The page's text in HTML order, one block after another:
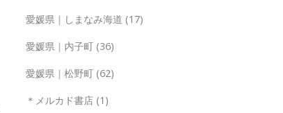
愛媛県｜しまなみ海道 (17)
愛媛県｜内子町 (36)
愛媛県｜松野町 (62)
＊メルカド書店 (1)